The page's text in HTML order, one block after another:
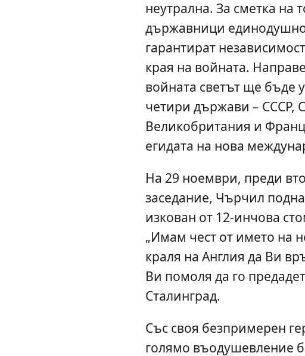
неутрална. За сметка на
държавници
гарантират
края на войната.
войната светът ще бъде
четири държави – СССР,
Великобритания и
егидата на нова
На 29 ноември, преди
заседание, Чърчил
изкован от 12-инчова
„Имам чест от името на
краля на Англия да Ви
Ви помоля да го
Сталинград.
Със своя безпримерен
голямо въодушевление